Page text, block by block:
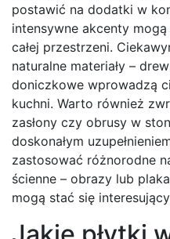
postawić na dodatki w
intensywne akcenty
całej przestrzeni.
naturalne materiały –
doniczkowe wprowadzą
kuchni. Warto również
zasłony czy obrusy w
doskonałym
zastosować różnorodne
ścienne – obrazy lub
mogą stać się